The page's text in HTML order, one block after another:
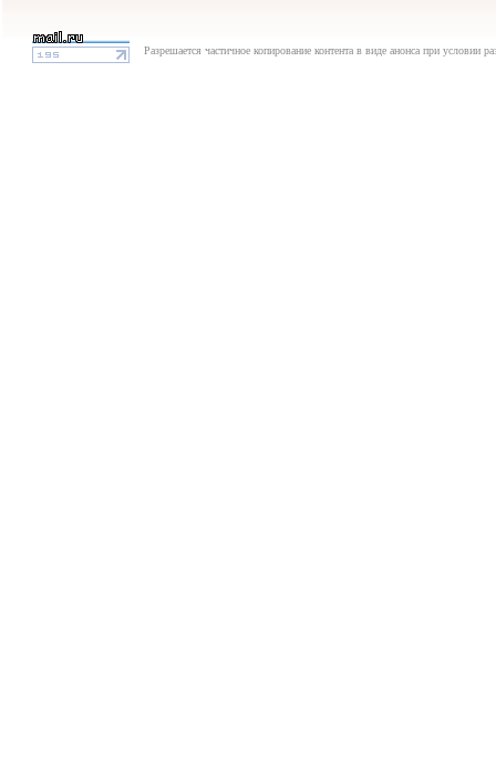
Разрешается частичное копирование контента в виде анонса при условии